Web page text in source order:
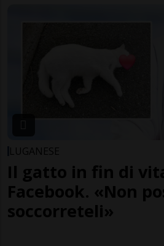
LUGANESE
Il gatto in fin di
Facebook. «Non
soccorreteli»